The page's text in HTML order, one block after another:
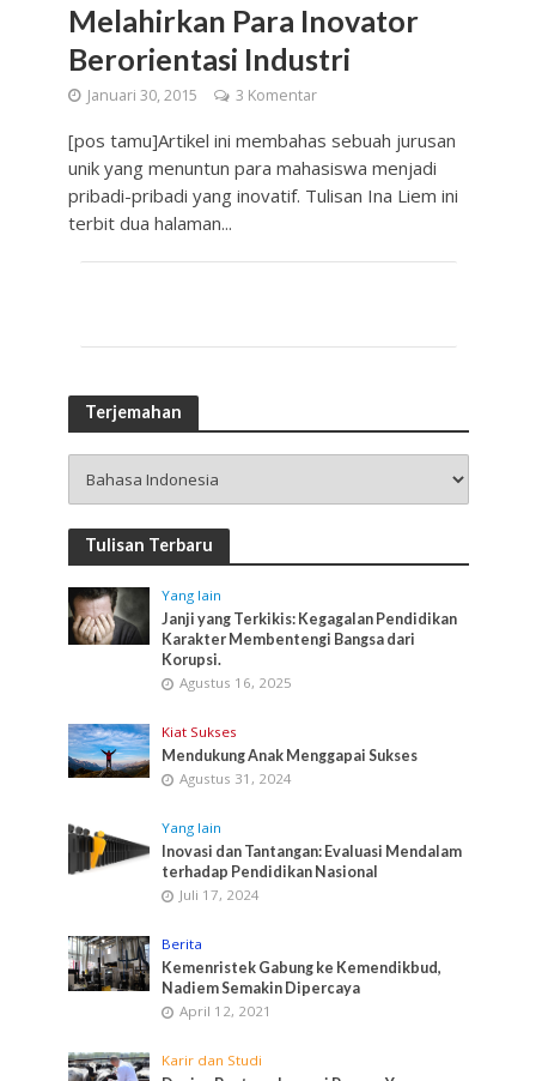
Melahirkan Para Inovator
Berorientasi Industri
Januari 30, 2015 3 Komentar
[pos tamu]Artikel ini membahas sebuah jurusan
unik yang menuntun para mahasiswa menjadi
pribadi-pribadi yang inovatif. Tulisan Ina Liem ini
terbit dua halaman...
Terjemahan
Tulisan Terbaru
Yang lain
Janji yang Terkikis: Kegagalan Pendidikan
Karakter Membentengi Bangsa dari
Korupsi.
Agustus 16, 2025
Kiat Sukses
Mendukung Anak Menggapai Sukses
Agustus 31, 2024
Yang lain
Inovasi dan Tantangan: Evaluasi Mendalam
terhadap Pendidikan Nasional
Juli 17, 2024
Berita
Kemenristek Gabung ke Kemendikbud,
Nadiem Semakin Dipercaya
April 12, 2021
Karir dan Studi